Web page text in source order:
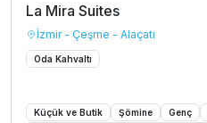
La Mira Suites
İzmir - Çeşme - Alaçatı
Oda Kahvaltı
Küçük ve Butik Şömine Genç